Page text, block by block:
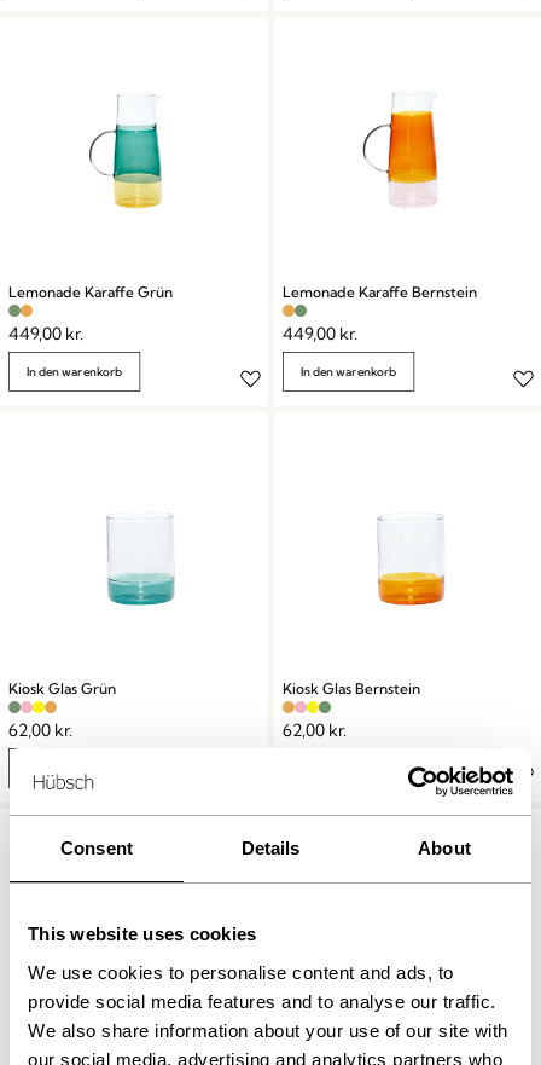
Consent Details About
This website uses cookies
We use cookies to personalise content and ads, to
provide social media features and to analyse our traffic.
We also share information about your use of our site with
our social media, advertising and analytics partners who
Lemonade Karaffe Grün
449,00 kr.
In den warenkorb
Lemonade Karaffe Bernstein
449,00 kr.
In den warenkorb
Kiosk Glas Grün
62,00 kr.
Kiosk Glas Bernstein
62,00 kr.